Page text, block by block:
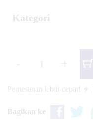
Kategori
Pemesanan lebih cepat!
Bagikan ke